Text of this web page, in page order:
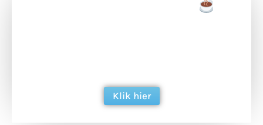
Klik hier